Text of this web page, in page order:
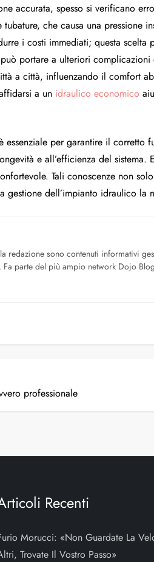
accurata, spesso si verificano
che causa una pressione
i costi immediati; questa
portare a ulteriori
a città, influenzando il comfort
a un idraulico economico
per garantire il
e all’efficienza del
Tali conoscenze non
dell’impianto idraulico la
redazione sono contenuti informativi
parte del più ampio network Dojo
professionale
Recenti
Morucci: «Non Guardate La
Trovate Il Vostro Passo»